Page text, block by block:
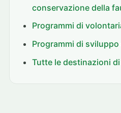
conservazione della
Programmi di
Programmi di
Tutte le destinazioni